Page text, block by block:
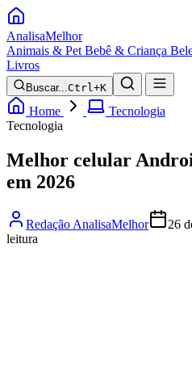
AnalisaMelhor
Animais & Pet Bebê & Criança
Livros
Buscar...Ctrl+K
Home
Tecnologia
Tecnologia
Melhor celular
em 2026
Redação AnalisaMelhor 26
leitura